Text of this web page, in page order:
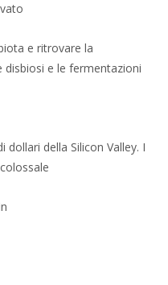
e ritrovare la
e le fermentazioni
della Silicon Valley. I